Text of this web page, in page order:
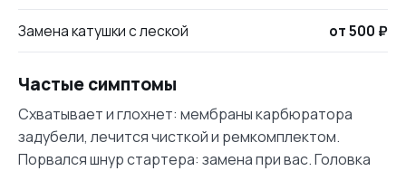
Замена катушки с леской от 500 ₽
Частые симптомы
Схватывает и глохнет: мембраны карбюратора
задубели, лечится чисткой и ремкомплектом.
Порвался шнур стартера: замена при вас. Головка